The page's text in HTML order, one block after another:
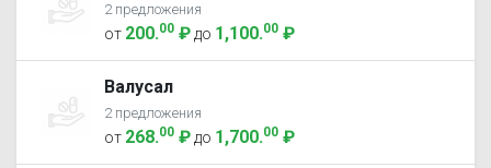
2 предложения
от 200.00 ₽ до 1,100.00 ₽
Валусал
2 предложения
от 268.00 ₽ до 1,700.00 ₽